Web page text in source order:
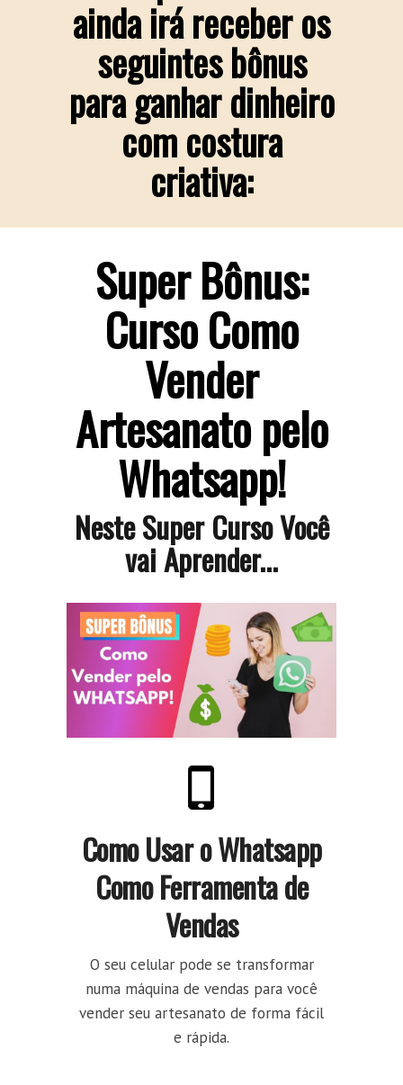
ainda irá receber os
seguintes bônus
para ganhar dinheiro
com costura
criativa:
Super Bônus:
Curso Como
Vender
Artesanato pelo
Whatsapp!
Neste Super Curso Você
vai Aprender...
Como Usar o Whatsapp
Como Ferramenta de
Vendas
O seu celular pode se transformar
numa máquina de vendas para você
vender seu artesanato de forma fácil
e rápida.